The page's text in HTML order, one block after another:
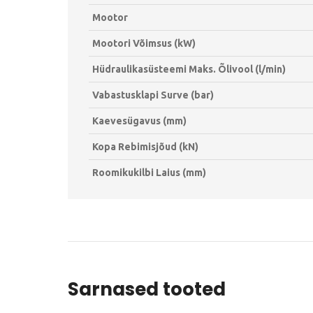
Mootor
Mootori Võimsus (kW)
Hüdraulikasüsteemi Maks. Õlivool (l/min)
Vabastusklapi Surve (bar)
Kaevesügavus (mm)
Kopa Rebimisjõud (kN)
Roomikukilbi Laius (mm)
Sarnased tooted